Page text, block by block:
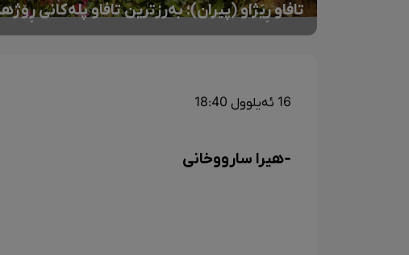
تافاو ڕێژاو (پیران)؛ بەرزترین تافاو پلەکانی
16 ئەیلوول 18:40
-هیرا سارووخانی